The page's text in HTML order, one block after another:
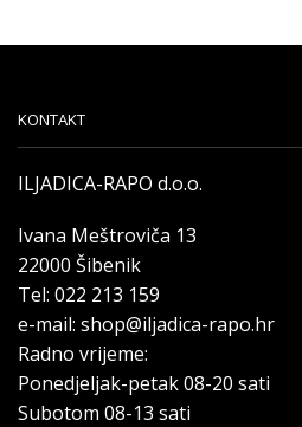
KONTAKT
ILJADICA-RAPO d.o.o.
Ivana Meštroviča 13
22000 Šibenik
Tel: 022 213 159
e-mail: shop@iljadica-rapo.hr
Radno vrijeme:
Ponedjeljak-petak 08-20 sati
Subotom 08-13 sati